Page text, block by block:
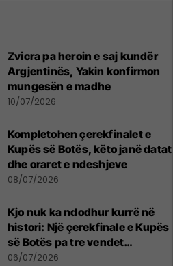
Zvicra pa heroin e saj kundër
Argjentinës, Yakin konfirmon
mungesën e madhe
10/07/2026
Kompletohen çerekfinalet e
Kupës së Botës, këto janë datat
dhe oraret e ndeshjeve
08/07/2026
Kjo nuk ka ndodhur kurrë në
histori: Një çerekfinale e Kupës
së Botës pa tre vendet
legjendare të futbollit
06/07/2026